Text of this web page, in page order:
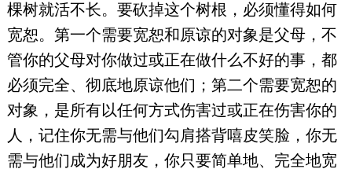
棵树就活不长。要砍掉这个树根，必须懂得如何
宽恕。第一个需要宽恕和原谅的对象是父母，不
管你的父母对你做过或正在做什么不好的事，都
必须完全、彻底地原谅他们；第二个需要宽恕的
对象，是所有以任何方式伤害过或正在伤害你的
人，记住你无需与他们勾肩搭背嘻皮笑脸，你无
需与他们成为好朋友，你只要简单地、完全地宽